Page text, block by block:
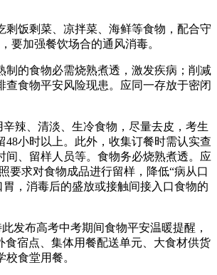
饭剩菜、凉拌菜、海鲜等食物，配合守
要加强餐饮场合的通风消毒。
的食物必需烧熟煮透，激发疾病；削减
食物平安风险现患。应同一存放于密闭
辣、清淡、生冷食物，尽量去皮，考生
小时以上。此外，收集订餐时需认实查
、留样人员等。食物务必烧熟煮透。应
要求对食物成品进行留样，降低“病从口
，消毒后的盛放或接触间接入口食物的
布高考中考期间食物平安温暖提醒，
宿点、集体用餐配送单元、大食材供货
食堂用餐。